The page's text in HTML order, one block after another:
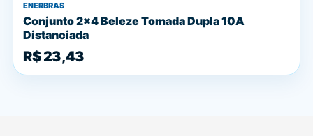
ENERBRAS
Conjunto 2x4 Beleze Tomada Dupla 10A
Distanciada
R$ 23,43